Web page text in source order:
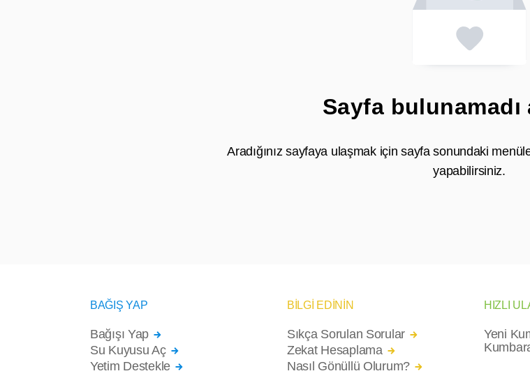
Sayfa
Aradığınız sayfaya ulaşmak için sayfa sonundaki
yapabilirsiniz.
BAĞIŞ YAP
Bağışı Yap
Su Kuyusu Aç
Yetim Destekle
BİLGİ EDİNİN
Sıkça Sorulan Sorular
Zekat Hesaplama
Nasıl Gönüllü Olurum?
HIZLI
Yeni